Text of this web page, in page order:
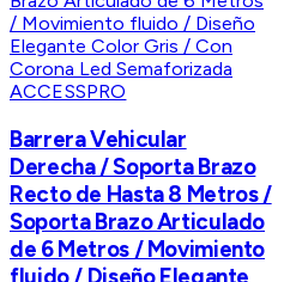
ACCESSPRO
Barrera Vehicular
Derecha / Soporta Brazo
Recto de Hasta 8 Metros /
Soporta Brazo Articulado
de 6 Metros / Movimiento
fluido / Diseño Elegante